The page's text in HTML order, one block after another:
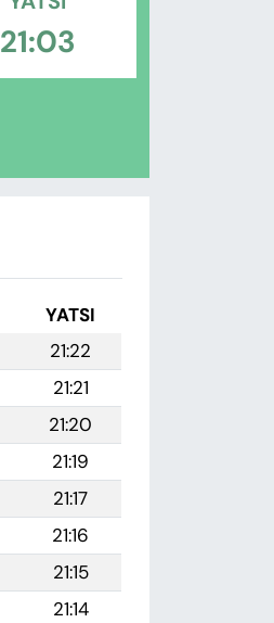
21:03
YATSI
21:22
21:21
21:20
21:19
21:17
21:16
21:15
21:14